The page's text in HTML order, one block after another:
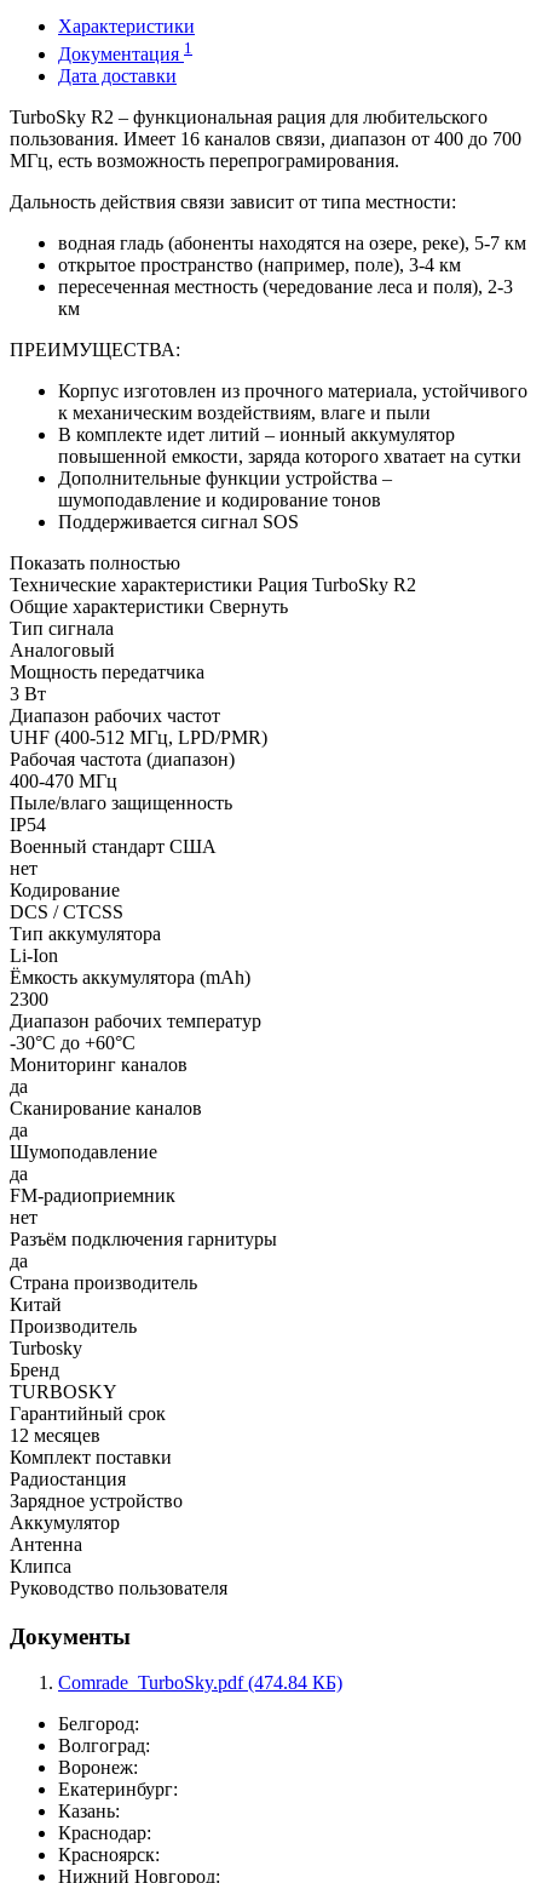
Характеристики
Документация 1
Дата доставки
TurboSky R2 – функциональная рация для любительского
пользования. Имеет 16 каналов связи, диапазон от 400 до 700
МГц, есть возможность перепрограмирования.
Дальность действия связи зависит от типа местности:
водная гладь (абоненты находятся на озере, реке), 5‐7 км
открытое пространство (например, поле), 3‐4 км
пересеченная местность (чередование леса и поля), 2‐3
км
ПРЕИМУЩЕСТВА:
Корпус изготовлен из прочного материала, устойчивого
к механическим воздействиям, влаге и пыли
В комплекте идет литий – ионный аккумулятор
повышенной емкости, заряда которого хватает на сутки
Дополнительные функции устройства –
шумоподавление и кодирование тонов
Поддерживается сигнал SOS
Показать полностью
Технические характеристики Рация TurboSky R2
Общие характеристики Свернуть
Тип сигнала
Аналоговый
Мощность передатчика
3 Вт
Диапазон рабочих частот
UHF (400-512 МГц, LPD/PMR)
Рабочая частота (диапазон)
400-470 МГц
Пыле/влаго защищенность
IP54
Военный стандарт США
нет
Кодирование
DCS / CTCSS
Тип аккумулятора
Li-Ion
Ёмкость аккумулятора (mAh)
2300
Диапазон рабочих температур
-30°С до +60°С
Мониторинг каналов
да
Сканирование каналов
да
Шумоподавление
да
FM-радиоприемник
нет
Разъём подключения гарнитуры
да
Страна производитель
Китай
Производитель
Turbosky
Бренд
TURBOSKY
Гарантийный срок
12 месяцев
Комплект поставки
Радиостанция
Зарядное устройство
Аккумулятор
Антенна
Клипса
Руководство пользователя
Документы
Comrade_TurboSky.pdf (474.84 КБ)
Белгород:
Волгоград:
Воронеж:
Екатеринбург:
Казань:
Краснодар:
Красноярск:
Нижний Новгород: